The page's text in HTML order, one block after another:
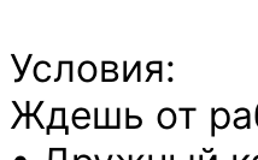
Условия:
Ждешь от